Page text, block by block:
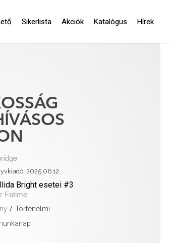
Sikerlista Akciók Katalógus Hírek
2025.06.12.
Bright esetei #3
Fatime
/ Történelmi